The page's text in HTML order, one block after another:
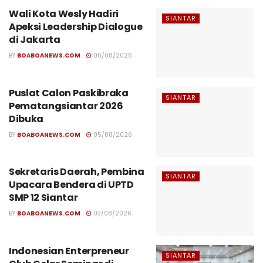
SIANTAR
Wali Kota Wesly Hadiri
Apeksi Leadership Dialogue
di Jakarta
BY BOABOANEWS.COM 06/08/2026
SIANTAR
Puslat Calon Paskibraka
Pematangsiantar 2026
Dibuka
BY BOABOANEWS.COM 05/08/2026
SIANTAR
Sekretaris Daerah, Pembina
Upacara Bendera di UPTD
SMP 12 Siantar
BY BOABOANEWS.COM 03/08/2026
SIANTAR
Indonesian Enterpreneur